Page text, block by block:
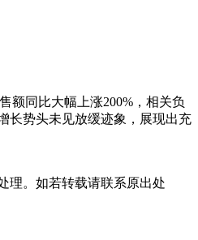
额同比大幅上涨200%，相关负
长势头未见放缓迹象，展现出充
理。如若转载请联系原出处